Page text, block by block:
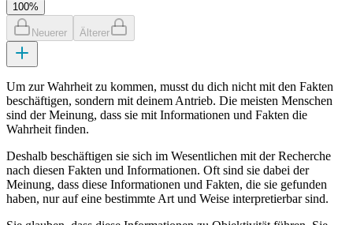
100%
Neuerer Älterer
Um zur Wahrheit zu kommen, musst du dich nicht mit den Fakten
beschäftigen, sondern mit deinem Antrieb. Die meisten Menschen
sind der Meinung, dass sie mit Informationen und Fakten die
Wahrheit finden.
Deshalb beschäftigen sie sich im Wesentlichen mit der Recherche
nach diesen Fakten und Informationen. Oft sind sie dabei der
Meinung, dass diese Informationen und Fakten, die sie gefunden
haben, nur auf eine bestimmte Art und Weise interpretierbar sind.